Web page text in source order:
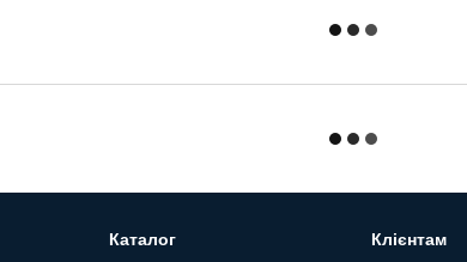
Каталог Клієнтам